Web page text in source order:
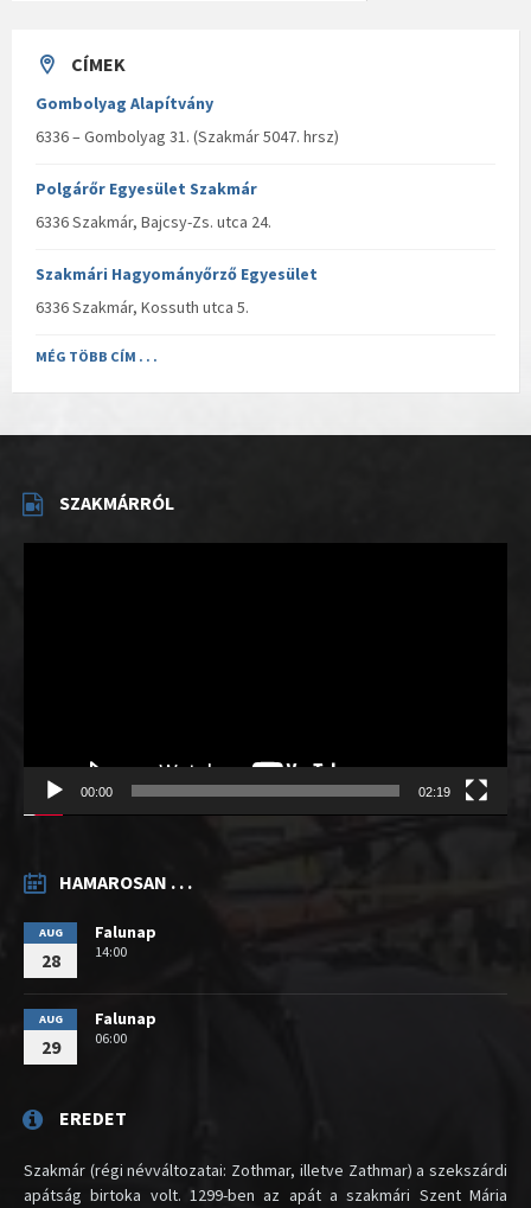
CÍMEK
Gombolyag Alapítvány
6336 – Gombolyag 31. (Szakmár 5047. hrsz)
Polgárőr Egyesület Szakmár
6336 Szakmár, Bajcsy-Zs. utca 24.
Szakmári Hagyományőrző Egyesület
6336 Szakmár, Kossuth utca 5.
MÉG TÖBB CÍM . . .
SZAKMÁRRÓL
00:00 02:19
HAMAROSAN . . .
AUG
28
Falunap
14:00
AUG
29
Falunap
06:00
EREDET
Szakmár (régi névváltozatai: Zothmar, illetve Zathmar) a szekszárdi
apátság birtoka volt. 1299-ben az apát a szakmári Szent Mária